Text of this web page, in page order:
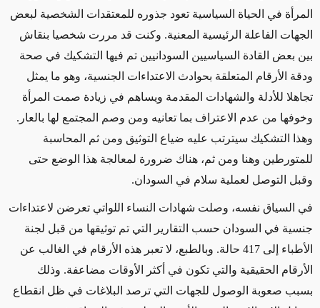
المرأة في الحياة السياسية تعود جذوره للمعتقدات الشخصية لبعض
الجهات الفاعلة الرئيسية المعنية. وكنت قد مررت شخصيا بنقاش
بين بعض القادة السياسيين السودانيين تم فيها التشكيك في صحة
ودقة الأرقام المتعلقة بحوادث الاعتداءات الجنسية، وهو ما يمثل
تجاهلا للأدلة والشهادات المقدمة ويساهم في زيادة صمت المرأة
وخوفها من عدم الاعتراف بما تعانيه ومن وصم المجتمع لها بالعار.
وهذا التشكيك سيترتب عليه ضياع التوثيق ومن ثم المحاسبة
للمتورطين وهنا ومن ثم، هناك ضرورة لمعالجة هذا الوضع حتى
وقبل التوصل لعملية سلام في السودان.
في السياق نفسه، وصلت شهادات النساء اللواتي تعرضن لاعتداءات
جنسية في السودان حسب التقارير التي تم توثيقها من قبل لجنة
الأطباء إلى 417 حالة. وبالطبع، لا تعبر هذه الأرقام في الغالب عن
الأرقام الحقيقية والتي تكون في أكثر الأوقات مضاعفة. وذلك
بسبب صعوبة الوصول للجهات التي ترصد البلاغات في ظل انقطاع